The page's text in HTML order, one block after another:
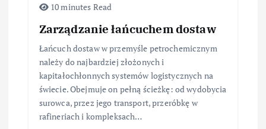
10 minutes Read
Zarządzanie łańcuchem dostaw
Łańcuch dostaw w przemyśle petrochemicznym
należy do najbardziej złożonych i
kapitałochłonnych systemów logistycznych na
świecie. Obejmuje on pełną ścieżkę: od wydobycia
surowca, przez jego transport, przeróbkę w
rafineriach i kompleksach…